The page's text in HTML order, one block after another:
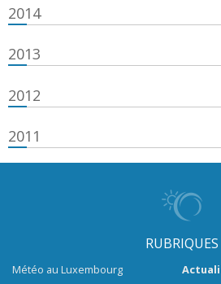
2014
2013
2012
2011
RUBRIQUES
Météo au Luxembourg